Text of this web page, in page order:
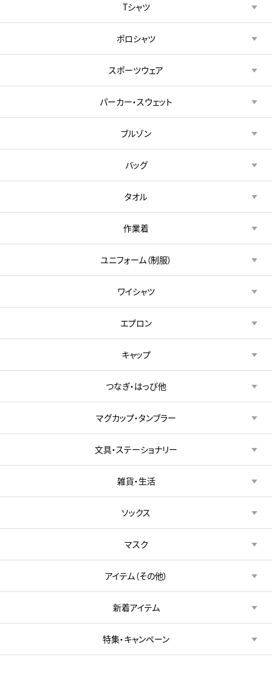
Tシャツ
ポロシャツ
スポーツウェア
パーカー・スウェット
ブルゾン
バッグ
タオル
作業着
ユニフォーム（制服）
ワイシャツ
エプロン
キャップ
つなぎ・はっぴ他
マグカップ・タンブラー
文具・ステーショナリー
雑貨・生活
ソックス
マスク
アイテム（その他）
新着アイテム
特集・キャンペーン